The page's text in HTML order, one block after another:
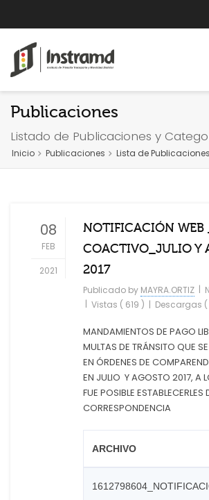
Publicaciones
Listado de Publicaciones y
Inicio Publicaciones Lista de Publicaciones
08
FEB
2021
NOTIFICACIÓN WEB
COACTIVO_JULIO Y
2017
Publicado by MAYRA.ORTIZ |
| Vistas ( 619 ) | Descargas (
MANDAMIENTOS DE PAGO
MULTAS DE TRÁNSITO QUE
EN ÓRDENES DE
EN JULIO Y AGOSTO 2017, A
FUE POSIBLE
CORRESPONDENCIA
ARCHIVO